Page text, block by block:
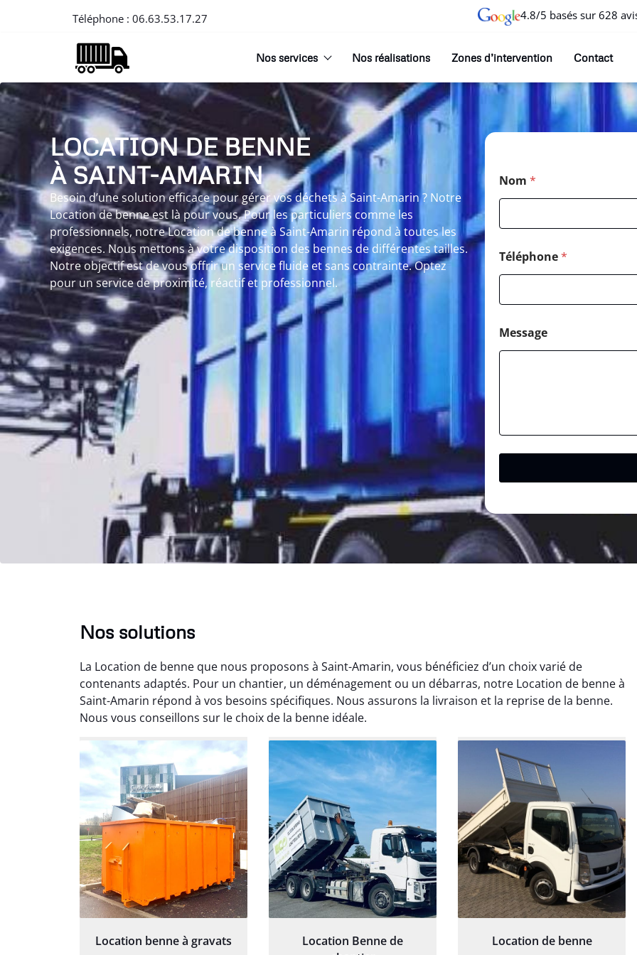
Téléphone : 06.63.53.17.27 4.8/5 basés sur 628
Nos services Nos réalisations Zones d’intervention Contact
LOCATION DE BENNE
À SAINT-AMARIN
Besoin d’une solution efficace pour gérer vos déchets à Saint-Amarin ? Notre
Location de benne est là pour vous. Pour les particuliers comme les
professionnels, notre Location de benne à Saint-Amarin répond à toutes les
exigences. Nous mettons à votre disposition des bennes de différentes tailles.
Notre objectif est de vous offrir un service fluide et sans contrainte. Optez
pour un service de proximité, réactif et professionnel.
Nom *
Téléphone*
Message
Nos solutions
La Location de benne que nous proposons à Saint-Amarin, vous bénéficiez d’un choix varié de
contenants adaptés. Pour un chantier, un déménagement ou un débarras, notre Location de benne à
Saint-Amarin répond à vos besoins spécifiques. Nous assurons la livraison et la reprise de la benne.
Nous vous conseillons sur le choix de la benne idéale.
Location benne à gravats
Location Benne de
Location de benne
Elisa Barreau
6 avril 2025
Parfait pour évacuer les
gravats de mon chantier.
Service rapide et efficace. Je
recommande sans
hésitation.
Tristan Noel
18 avril 2025
Location claire, tarifs justes,
tout s’est déroulé comme
prévu. Très bon service client
également.
Chloé Delmas
30 avril 2025
Service au top. La benne a
été livrée pile à l’heure, et le
retrait s’est fait dès que je
l’ai demandé.